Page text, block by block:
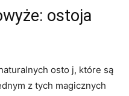
ostoja
osto j, które są
z tych magicznych